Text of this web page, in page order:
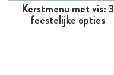
Kerstmenu met vis: 3
feestelijke opties